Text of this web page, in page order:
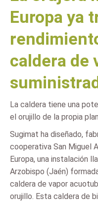
Europa ya
caldera de
La caldera tiene una
el orujillo de la propia
Sugimat ha diseñado,
cooperativa San Miguel
Europa, una instalación
Arzobispo (Jaén)
caldera de vapor
orujillo. Esta caldera de